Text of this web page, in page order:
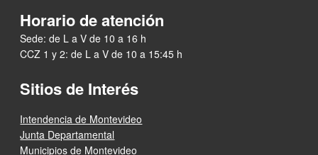
Horario de atención
Sede: de L a V de 10 a 16 h
CCZ 1 y 2: de L a V de 10 a 15:45 h
Sitios de Interés
Intendencia de Montevideo
Junta Departamental
Municipios de Montevideo